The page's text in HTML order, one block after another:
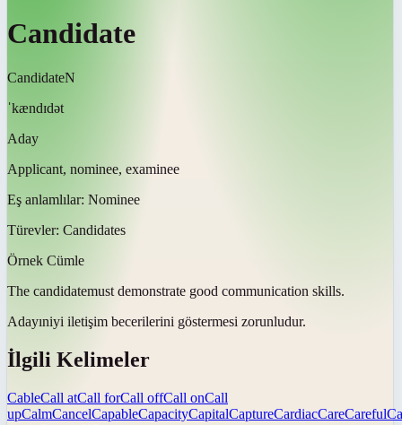
Candidate
CandidateN
ˈkændɪdət
Aday
Applicant, nominee, examinee
Eş anlamlılar: Nominee
Türevler: Candidates
Örnek Cümle
The candidatemust demonstrate good communication skills.
Adayıniyi iletişim becerilerini göstermesi zorunludur.
İlgili Kelimeler
CableCall atCall forCall offCall onCall
upCalmCancelCapableCapacityCapitalCaptureCardiacCareCareful